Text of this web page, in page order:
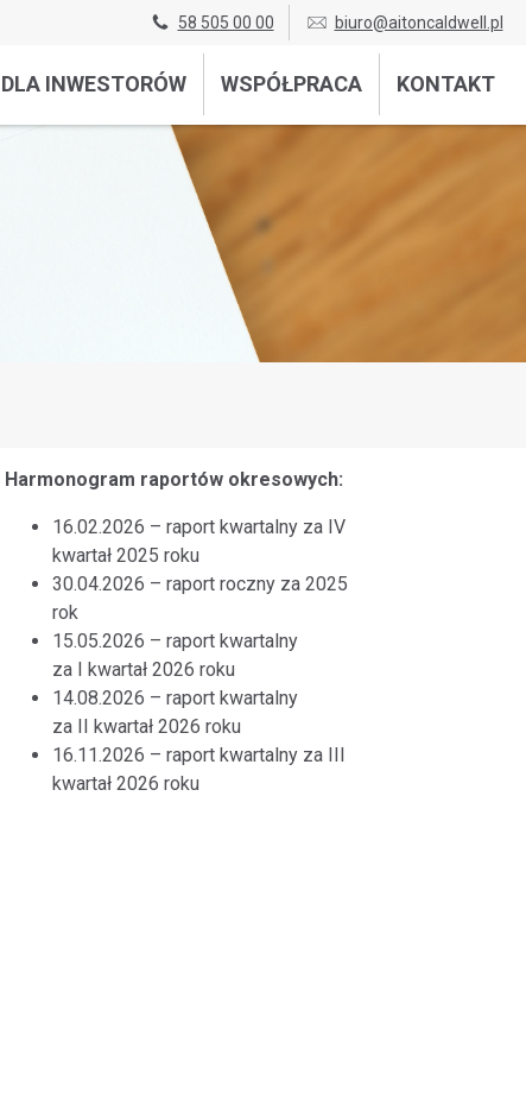
58 505 00 00 biuro@aitoncaldwell.pl
DLA INWESTORÓW WSPÓŁPRACA KONTAKT
Harmonogram raportów okresowych:
16.02.2026 – raport kwartalny za IV
kwartał 2025 roku
30.04.2026 – raport roczny za 2025
rok
15.05.2026 – raport kwartalny
za I kwartał 2026 roku
14.08.2026 – raport kwartalny
za II kwartał 2026 roku
16.11.2026 – raport kwartalny za III
kwartał 2026 roku